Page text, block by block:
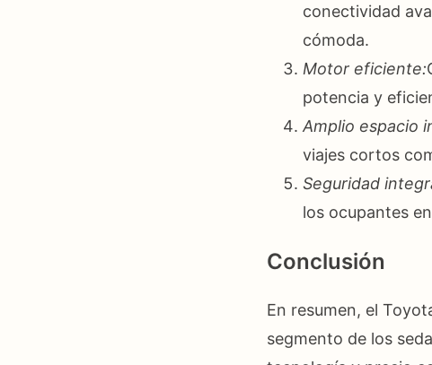
conectividad
cómoda.
Motor eficiente:
potencia y
Amplio espacio
viajes cortos
Seguridad
los ocupantes
Conclusión
En resumen, el
segmento de los